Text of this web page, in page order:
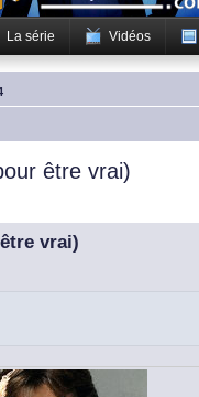
La série Vidéos
être vrai)
vrai)